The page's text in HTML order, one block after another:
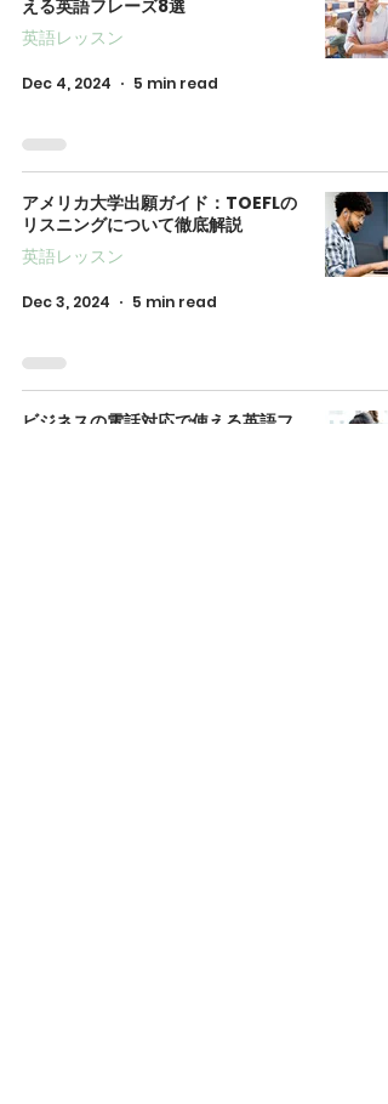
える英語フレーズ8選
英語レッスン
Dec 4, 2024 5 min read
アメリカ大学出願ガイド：TOEFLの
リスニングについて徹底解説
英語レッスン
Dec 3, 2024 5 min read
ビジネスの電話対応で使える英語フ